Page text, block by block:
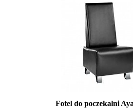
Fotel do poczekalni